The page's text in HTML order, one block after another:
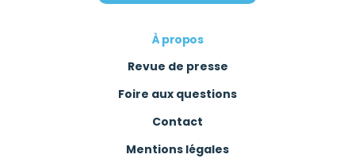
À propos
Revue de presse
Foire aux questions
Contact
Mentions légales